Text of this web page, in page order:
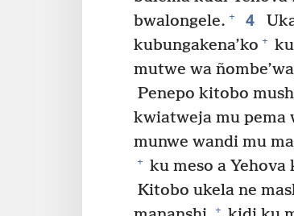
bwalongele. + 4
kubungakena’ko +
mutwe wa
Penepo kitobo
kwiatweja mu pema
munwe wandi mu
+ ku meso a
Kitobo ukela ne
+